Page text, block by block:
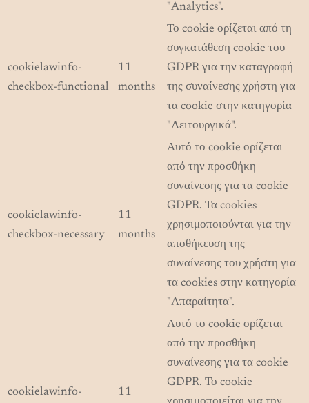
"Analytics".
cookielawinfo-
checkbox-functional
11
months
Το cookie ορίζεται από τη
συγκατάθεση cookie του
GDPR για την καταγραφή
της συναίνεσης χρήστη για
τα cookie στην κατηγορία
"Λειτουργικά".
cookielawinfo-
checkbox-necessary
11
months
Αυτό το cookie ορίζεται
από την προσθήκη
συναίνεσης για τα cookie
GDPR. Τα cookies
χρησιμοποιούνται για την
αποθήκευση της
συναίνεσης του χρήστη για
τα cookies στην κατηγορία
"Απαραίτητα".
cookielawinfo-
11
Αυτό το cookie ορίζεται
από την προσθήκη
συναίνεσης για τα cookie
GDPR. Το cookie